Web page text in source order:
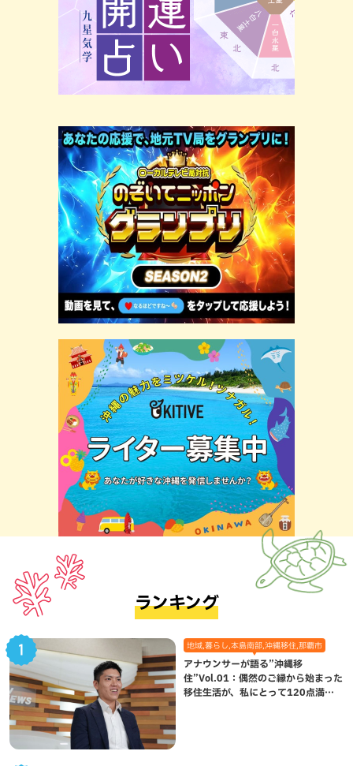
ランキング
地域,暮らし,本島南部,沖縄移住,那覇市
アナウンサーが語る”沖縄移
住”Vol.01：偶然のご縁から始まった
移住生活が、私にとって120点満点